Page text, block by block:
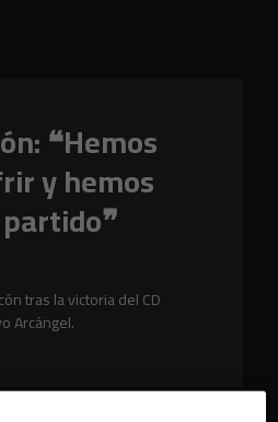
❝Hemos
y hemos
tras la victoria del CD
Arcángel.